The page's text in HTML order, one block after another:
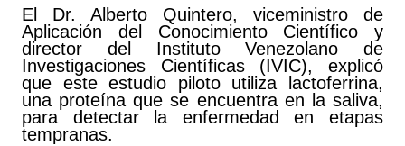
El Dr. Alberto Quintero, viceministro de
Aplicación del Conocimiento Científico y
director del Instituto Venezolano de
Investigaciones Científicas (IVIC), explicó
que este estudio piloto utiliza lactoferrina,
una proteína que se encuentra en la saliva,
para detectar la enfermedad en etapas
tempranas.